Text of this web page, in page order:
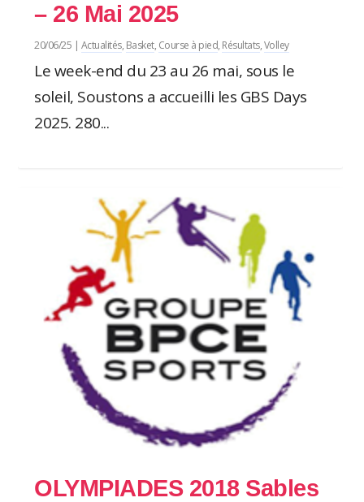
– 26 Mai 2025
20/06/25 | Actualités, Basket, Course à pied, Résultats,Volley
Le week-end du 23 au 26 mai, sous le
soleil, Soustons a accueilli les GBS Days
2025. 280...
OLYMPIADES 2018 Sables